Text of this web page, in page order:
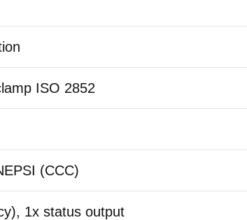
ISO 2852
(CCC)
1x status output